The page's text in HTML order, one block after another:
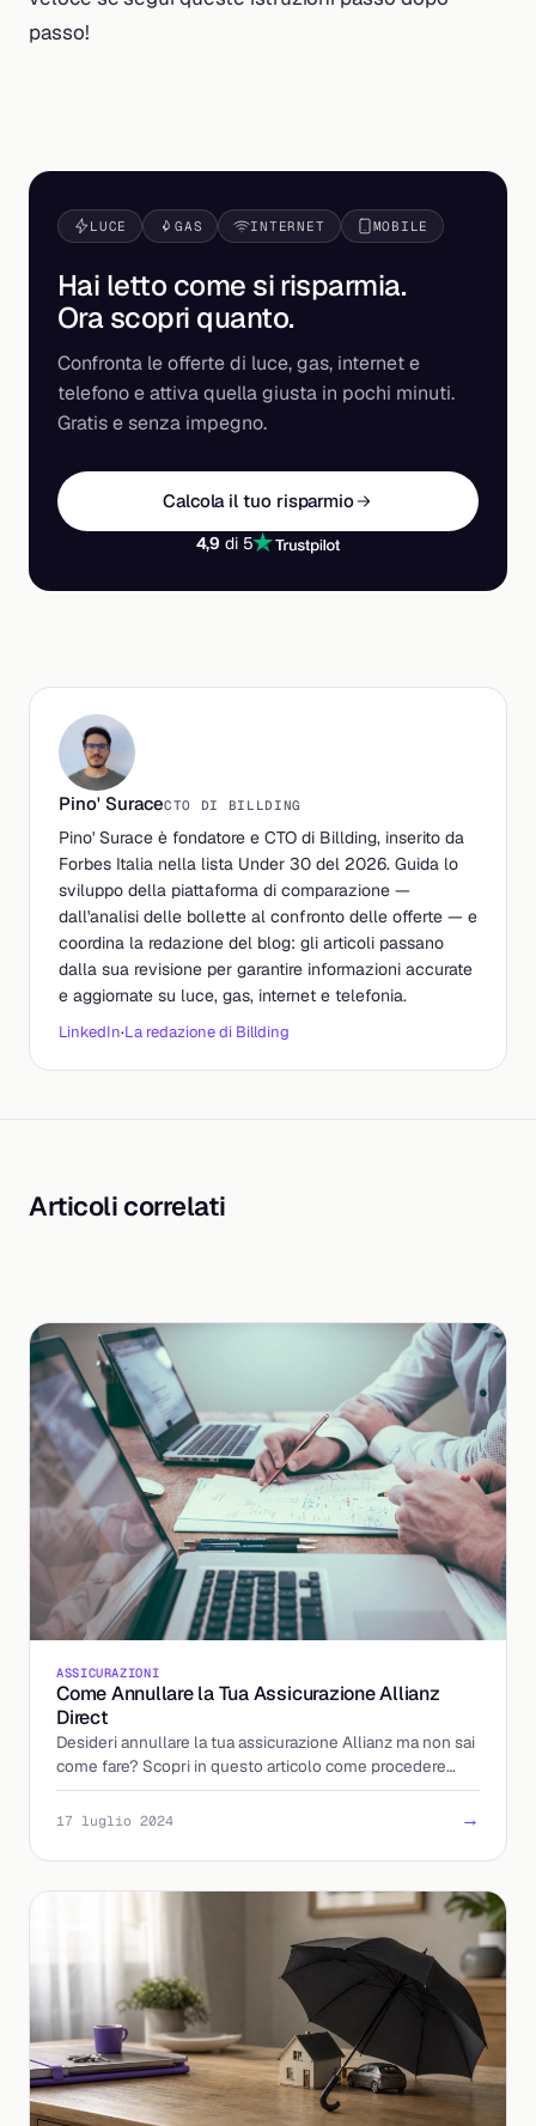
passo!
LUCE GAS INTERNET MOBILE
Hai letto come si risparmia.
Ora scopri quanto.
Confronta le offerte di luce, gas, internet e
telefono e attiva quella giusta in pochi minuti.
Gratis e senza impegno.
Calcola il tuo risparmio
4,9 di 5
Pino' SuraceCTO DI BILLDING
Pino' Surace è fondatore e CTO di Billding, inserito da
Forbes Italia nella lista Under 30 del 2026. Guida lo
sviluppo della piattaforma di comparazione —
dall'analisi delle bollette al confronto delle offerte — e
coordina la redazione del blog: gli articoli passano
dalla sua revisione per garantire informazioni accurate
e aggiornate su luce, gas, internet e telefonia.
LinkedIn·La redazione di Billding
Articoli correlati
ASSICURAZIONI
Come Annullare la Tua Assicurazione Allianz
Direct
Desideri annullare la tua assicurazione Allianz ma non sai
come fare? Scopri in questo articolo come procedere
senza complicazioni e stress.
17 luglio 2024 →